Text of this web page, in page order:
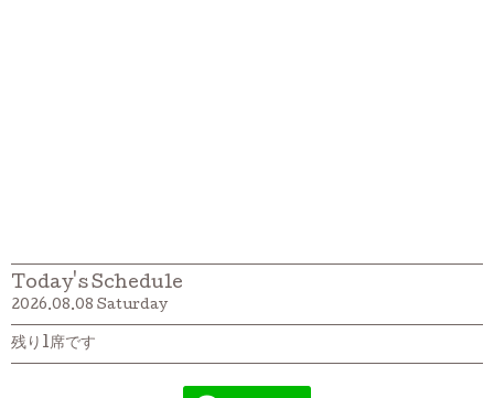
Today's Schedule
2026.08.08 Saturday
残り1席です